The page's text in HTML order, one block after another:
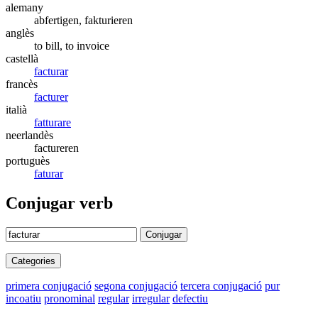
alemany
abfertigen, fakturieren
anglès
to bill, to invoice
castellà
facturar
francès
facturer
italià
fatturare
neerlandès
factureren
portuguès
faturar
Conjugar verb
Conjugar
Categories
primera conjugació segona conjugació tercera conjugació pur
incoatiu pronominal regular irregular defectiu